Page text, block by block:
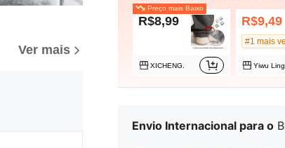
Ver mais
Preço mais Baixo
R$8,99
XICHENG.
R$9,49
Envio Internacional para o